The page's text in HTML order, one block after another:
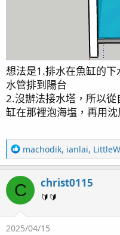
想法是1.排水在魚缸的
水管排到陽台
2.沒辦法接水塔，所以
缸在那裡泡海塩，再用沈
R
e
c
t
i
o
n
machodik, ianlai,
C christ0115
🔰🔰
2025/04/15